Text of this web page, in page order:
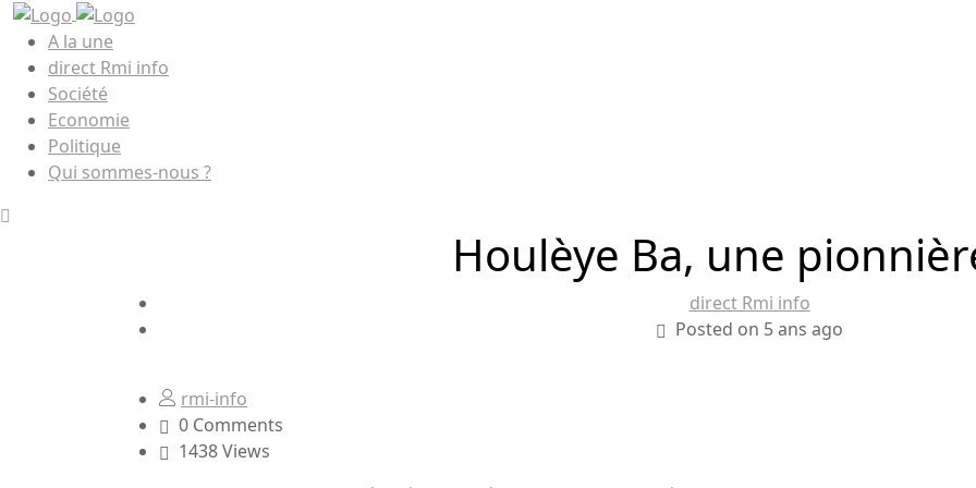
A la une
direct Rmi info
Société
Economie
Politique
Qui sommes-nous ?
Houlèye Ba, une
direct Rmi info
Posted on 5 ans ago
rmi-info
0 Comments
1438 Views